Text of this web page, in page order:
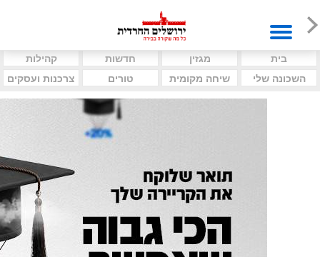
בית מגזין חדשות
קהילות
השכונה שלי
שיחה מקומית טורים צרכנות ועסקים